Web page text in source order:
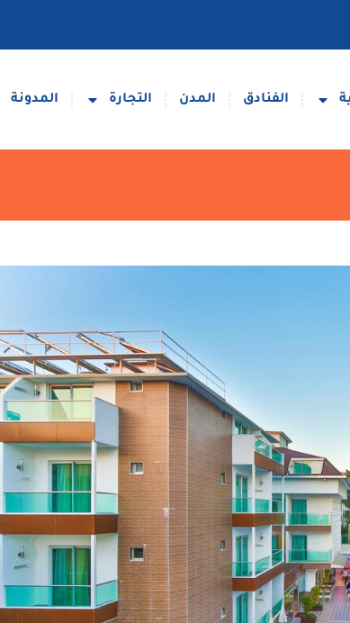
الفنادق المدن التجارة المدونة